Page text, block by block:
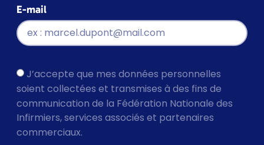
E-mail
J’accepte que mes données personnelles
soient collectées et transmises à des fins de
communication de la Fédération Nationale des
Infirmiers, services associés et partenaires
commerciaux.